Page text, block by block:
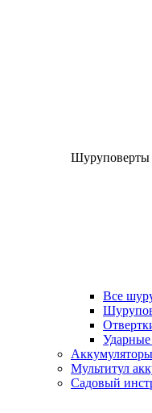
Шуруповерты
Все
Мультитул
Садовый